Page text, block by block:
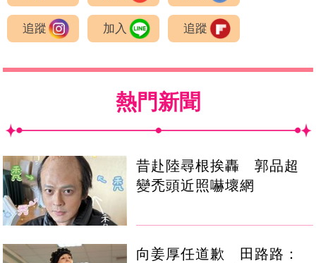
追蹤 加入 追蹤
熱門新聞
昔赴陸尋根挨轟 郭品超
變禿頭近照嚇壞網
向姜厚任道歉 田路路：